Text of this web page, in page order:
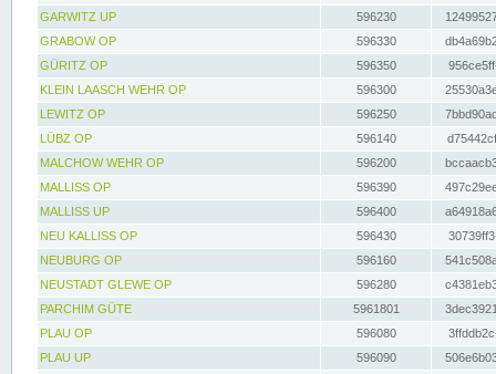
GARWITZ UP
596230
GRABOW OP
596330
GÜRITZ OP
596350
KLEIN LAASCH WEHR OP
596300
LEWITZ OP
596250
LÜBZ OP
596140
MALCHOW WEHR OP
596200
MALLISS OP
596390
MALLISS UP
596400
NEU KALLISS OP
596430
NEUBURG OP
596160
NEUSTADT GLEWE OP
596280
PARCHIM GÜTE
5961801
PLAU OP
596080
PLAU UP
596090